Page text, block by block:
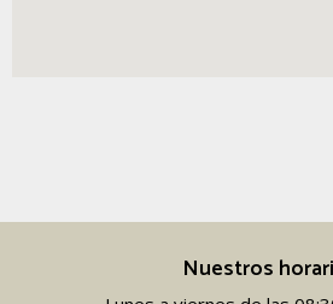
Nuestros